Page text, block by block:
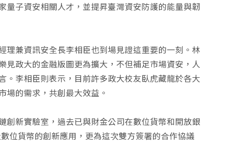
子資安相關人才，並提昇臺灣資安防護的能量與韌
理兼資訊安全長李相臣也到場見證這重要的一刻。林
政大的金融版圖更為擴大，不但補足市場資安，人
。李相臣則表示，目前許多政大校友臥虎藏龍於各大
場的需求，共創最大效益。
創新實驗室，過去已與財金公司在數位貨幣和開放銀
位貨幣的創新應用，更為這次雙方簽署的合作協議